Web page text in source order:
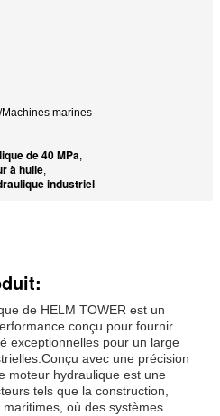
marines
de 40 MPa,
à huile,
industriel
de HELM TOWER est un
conçu pour fournir
exceptionnelles pour un large
avec une précision
moteur hydraulique est une
tels que la construction,
où des systèmes